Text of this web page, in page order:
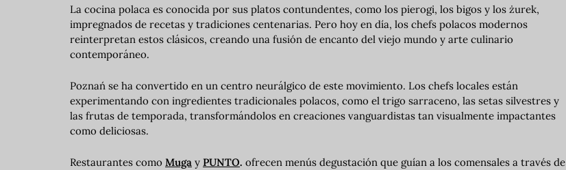
La cocina polaca es conocida por sus platos contundentes, como los pierogi, los bigos y los żurek,
impregnados de recetas y tradiciones centenarias. Pero hoy en día, los chefs polacos modernos
reinterpretan estos clásicos, creando una fusión de encanto del viejo mundo y arte culinario
contemporáneo.
Poznań se ha convertido en un centro neurálgico de este movimiento. Los chefs locales están
experimentando con ingredientes tradicionales polacos, como el trigo sarraceno, las setas silvestres y
las frutas de temporada, transformándolos en creaciones vanguardistas tan visualmente impactantes
como deliciosas.
Restaurantes como Muga y PUNTO. ofrecen menús degustación que guían a los comensales a través de